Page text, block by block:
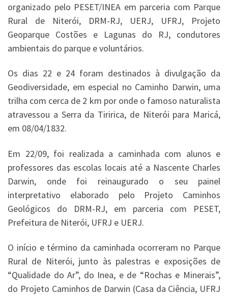
organizado pelo PESET/INEA em parceria com Parque
Rural de Niterói, DRM-RJ, UERJ, UFRJ, Projeto
Geoparque Costões e Lagunas do RJ, condutores
ambientais do parque e voluntários.
Os dias 22 e 24 foram destinados à divulgação da
Geodiversidade, em especial no Caminho Darwin, uma
trilha com cerca de 2 km por onde o famoso naturalista
atravessou a Serra da Tiririca, de Niterói para Maricá,
em 08/04/1832.
Em 22/09, foi realizada a caminhada com alunos e
professores das escolas locais até a Nascente Charles
Darwin, onde foi reinaugurado o seu painel
interpretativo elaborado pelo Projeto Caminhos
Geológicos do DRM-RJ, em parceria com PESET,
Prefeitura de Niterói, UFRJ e UERJ.
O início e término da caminhada ocorreram no Parque
Rural de Niterói, junto às palestras e exposições de
“Qualidade do Ar”, do Inea, e de “Rochas e Minerais”,
do Projeto Caminhos de Darwin (Casa da Ciência, UFRJ